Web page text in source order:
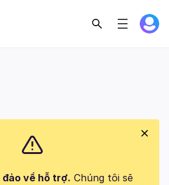
về hỗ trợ. Chúng tôi sẽ